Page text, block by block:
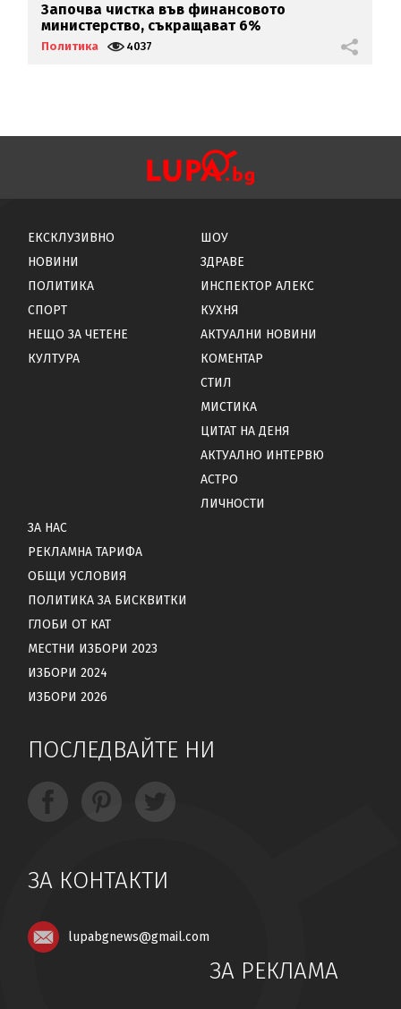
Започва чистка във финансовото
министерство, съкращават 6%
Политика 4037
ЕКСКЛУЗИВНО
НОВИНИ
ПОЛИТИКА
СПОРТ
НЕЩО ЗА ЧЕТЕНЕ
КУЛТУРА
ШОУ
ЗДРАВЕ
ИНСПЕКТОР АЛЕКС
КУХНЯ
АКТУАЛНИ НОВИНИ
КОМЕНТАР
СТИЛ
МИСТИКА
ЦИТАТ НА ДЕНЯ
АКТУАЛНО ИНТЕРВЮ
АСТРО
ЛИЧНОСТИ
ЗА НАС
РЕКЛАМНА ТАРИФА
ОБЩИ УСЛОВИЯ
ПОЛИТИКА ЗА БИСКВИТКИ
ГЛОБИ ОТ КАТ
МЕСТНИ ИЗБОРИ 2023
ИЗБОРИ 2024
ИЗБОРИ 2026
ПОСЛЕДВАЙТЕ НИ
ЗА КОНТАКТИ
lupabgnews@gmail.com
ЗА РЕКЛАМА